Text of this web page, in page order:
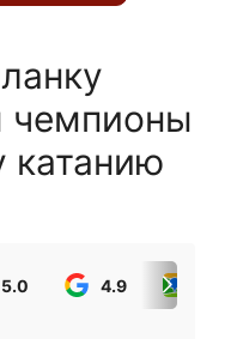
чемпионы
катанию
5.0 4.9